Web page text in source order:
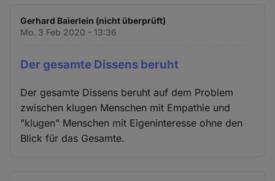
Gerhard Baierlein (nicht überprüft)
Mo. 3 Feb 2020 - 13:36
Der gesamte Dissens beruht
Der gesamte Dissens beruht auf dem Problem
zwischen klugen Menschen mit Empathie und
"klugen" Menschen mit Eigeninteresse ohne den
Blick für das Gesamte.